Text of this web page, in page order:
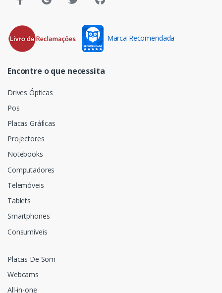
Marca Recomendada
Encontre o que necessita
Drives Ópticas
Pos
Placas Gráficas
Projectores
Notebooks
Computadores
Telemóveis
Tablets
Smartphones
Consumíveis
Placas De Som
Webcams
All-in-one